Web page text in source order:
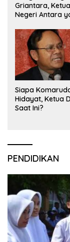
Griantara,
Negeri Antara
Siapa
Hidayat, Ketua
Saat Ini?
PENDIDIKAN